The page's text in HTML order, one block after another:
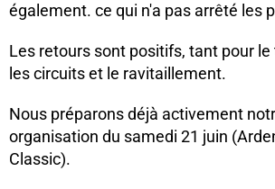
également. ce qui n'a pas arrêté les
Les retours sont positifs, tant pour
les circuits et le ravitaillement.
Nous préparons déjà activement
organisation du samedi 21 juin
Classic).